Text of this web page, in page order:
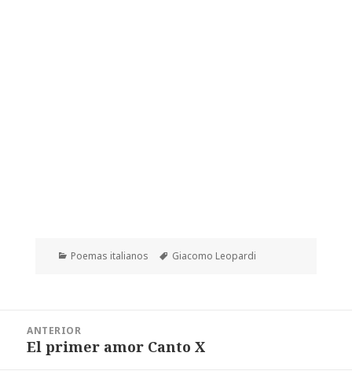
Categorías
Poemas italianos Etiquetas
Giacomo Leopardi
entradas
ANTERIOR
Entrada
El primer amor Canto X